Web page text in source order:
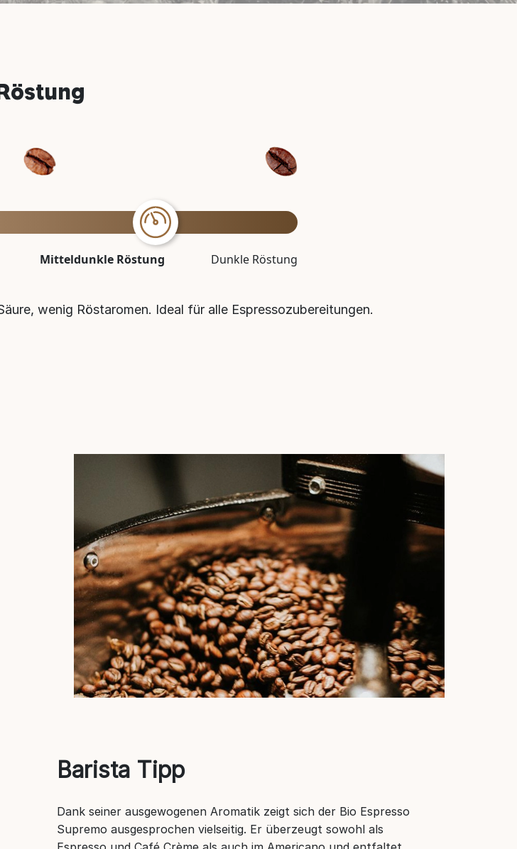
Mitteldunkle Röstung Dunkle Röstung
wenig Röstaromen. Ideal für alle Espressozubereitungen.
Barista Tipp
Dank seiner ausgewogenen Aromatik zeigt sich der Bio Espresso
Supremo ausgesprochen vielseitig. Er überzeugt sowohl als